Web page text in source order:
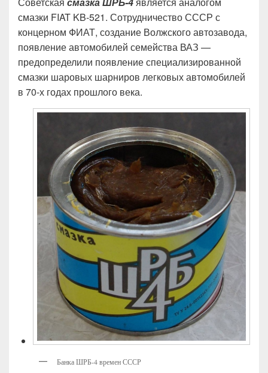
смазки FIAT KB-521. Сотрудничество СССР с
концерном ФИАТ, создание Волжского автозавода,
появление автомобилей семейства ВАЗ —
предопределили появление специализированной
смазки шаровых шарниров легковых автомобилей
в 70-х годах прошлого века.
Банка ШРБ-4 времен СССР